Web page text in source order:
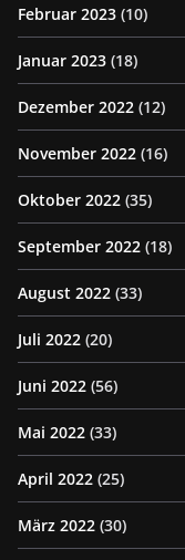
Februar 2023 (10)
Januar 2023 (18)
Dezember 2022 (12)
November 2022 (16)
Oktober 2022 (35)
September 2022 (18)
August 2022 (33)
Juli 2022 (20)
Juni 2022 (56)
Mai 2022 (33)
April 2022 (25)
März 2022 (30)